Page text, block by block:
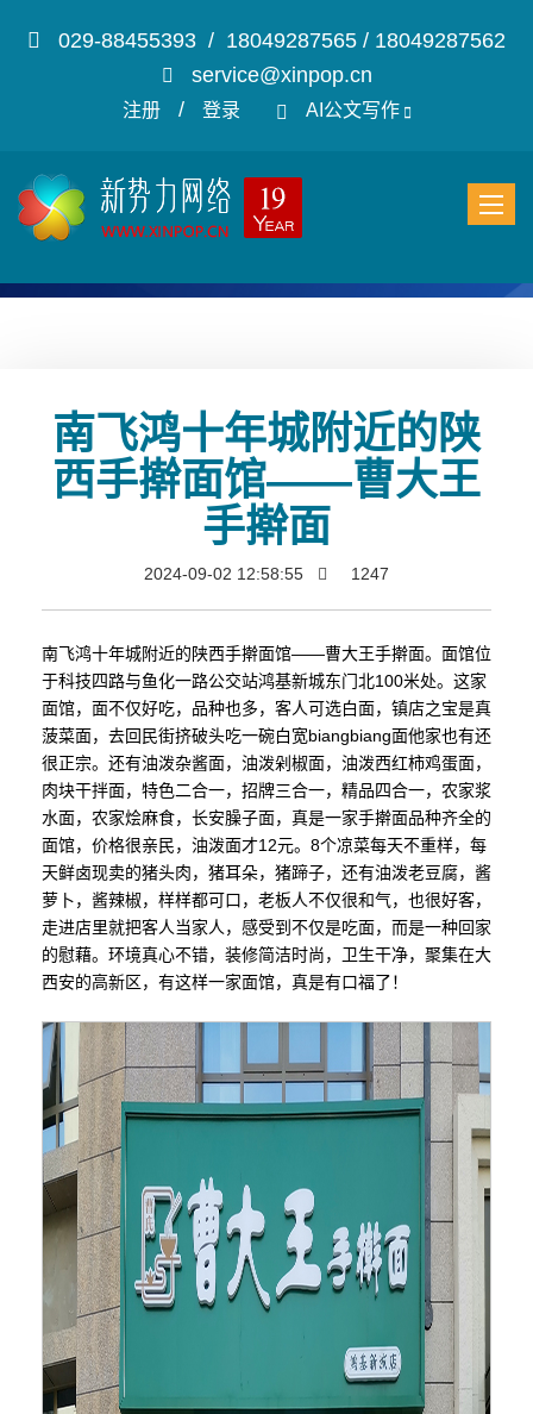
029-88455393 / 18049287565 / 18049287562
service@xinpop.cn
注册/ 登录 AI公文写作
南飞鸿十年城附近的陕
西手擀面馆——曹大王
手擀面
2024-09-02 12:58:55 1247
南飞鸿十年城附近的陕西手擀面馆——曹大王手擀面。面馆位
于科技四路与鱼化一路公交站鸿基新城东门北100米处。这家
面馆，面不仅好吃，品种也多，客人可选白面，镇店之宝是真
菠菜面，去回民街挤破头吃一碗白宽biangbiang面他家也有还
很正宗。还有油泼杂酱面，油泼剁椒面，油泼西红柿鸡蛋面，
肉块干拌面，特色二合一，招牌三合一，精品四合一，农家浆
水面，农家烩麻食，长安臊子面，真是一家手擀面品种齐全的
面馆，价格很亲民，油泼面才12元。8个凉菜每天不重样，每
天鲜卤现卖的猪头肉，猪耳朵，猪蹄子，还有油泼老豆腐，酱
萝卜，酱辣椒，样样都可口，老板人不仅很和气，也很好客，
走进店里就把客人当家人，感受到不仅是吃面，而是一种回家
的慰藉。环境真心不错，装修简洁时尚，卫生干净，聚集在大
西安的高新区，有这样一家面馆，真是有口福了！